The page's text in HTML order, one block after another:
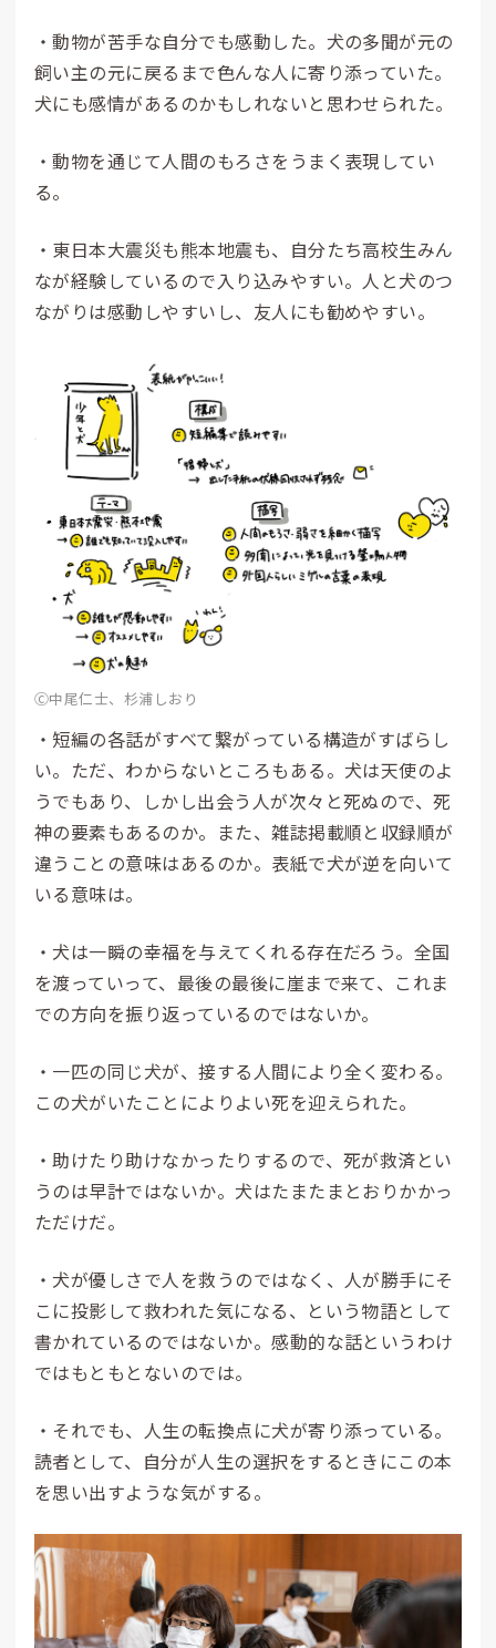
・動物が苦手な自分でも感動した。犬の多聞が元の
飼い主の元に戻るまで色んな人に寄り添っていた。
犬にも感情があるのかもしれないと思わせられた。
・動物を通じて人間のもろさをうまく表現してい
る。
・東日本大震災も熊本地震も、自分たち高校生みん
なが経験しているので入り込みやすい。人と犬のつ
ながりは感動しやすいし、友人にも勧めやすい。
Ⓒ中尾仁士、杉浦しおり
・短編の各話がすべて繋がっている構造がすばらし
い。ただ、わからないところもある。犬は天使のよ
うでもあり、しかし出会う人が次々と死ぬので、死
神の要素もあるのか。また、雑誌掲載順と収録順が
違うことの意味はあるのか。表紙で犬が逆を向いて
いる意味は。
・犬は一瞬の幸福を与えてくれる存在だろう。全国
を渡っていって、最後の最後に崖まで来て、これま
での方向を振り返っているのではないか。
・一匹の同じ犬が、接する人間により全く変わる。
この犬がいたことによりよい死を迎えられた。
・助けたり助けなかったりするので、死が救済とい
うのは早計ではないか。犬はたまたまとおりかかっ
ただけだ。
・犬が優しさで人を救うのではなく、人が勝手にそ
こに投影して救われた気になる、という物語として
書かれているのではないか。感動的な話というわけ
ではもともとないのでは。
・それでも、人生の転換点に犬が寄り添っている。
読者として、自分が人生の選択をするときにこの本
を思い出すような気がする。